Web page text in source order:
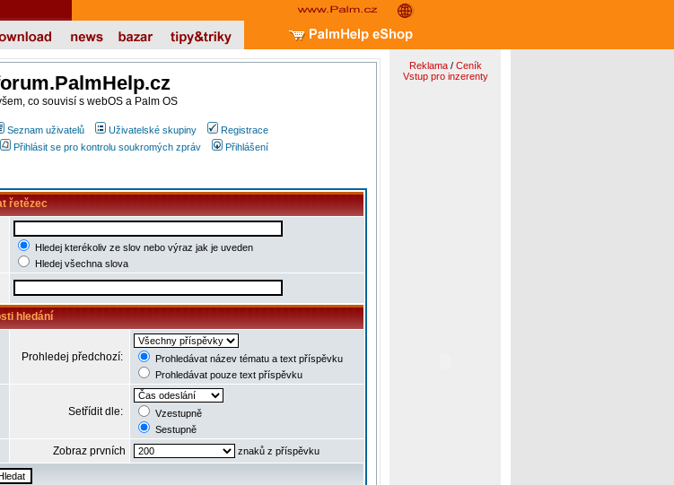
co souvisí s webOS a Palm OS
Seznam uživatelů Uživatelské skupiny
Registrace
Přihlásit se pro kontrolu soukromých zpráv Přihlášení
řetězec
Hledej kterékoliv ze slov nebo výraz jak je uveden
Hledej všechna slova
hledání
Prohledej předchozí:
Prohledávat název tématu a text příspěvku
Prohledávat pouze text příspěvku
Setřídit dle:
Vzestupně
Sestupně
Zobraz prvních znaků z příspěvku
Reklama/ Ceník
Vstup pro inzerenty